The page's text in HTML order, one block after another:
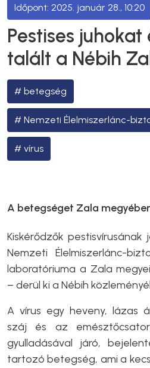
2025. január 28., 10:20
Pestises juhokat
talált a Nébih
betegség
Nemzeti Élelmiszerlánc-
vírus
A betegséget Zala
Kiskérődzők
Nemzeti Élelmiszerlánc-
laboratóriuma a Zala
– derül ki a Nébih
A vírus egy heveny, lázas
száj és az
gyulladásával járó,
tartozó betegség, ami a